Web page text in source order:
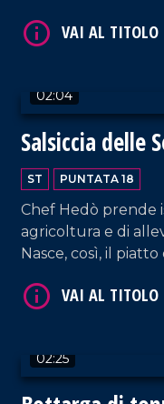
retaggi. Una
02:04
Salsiccia delle
ST PUNTATA 18
Chef Hedò prende
agricoltura e di
Nasce, così, il
02:25
VAI AL TITOLO